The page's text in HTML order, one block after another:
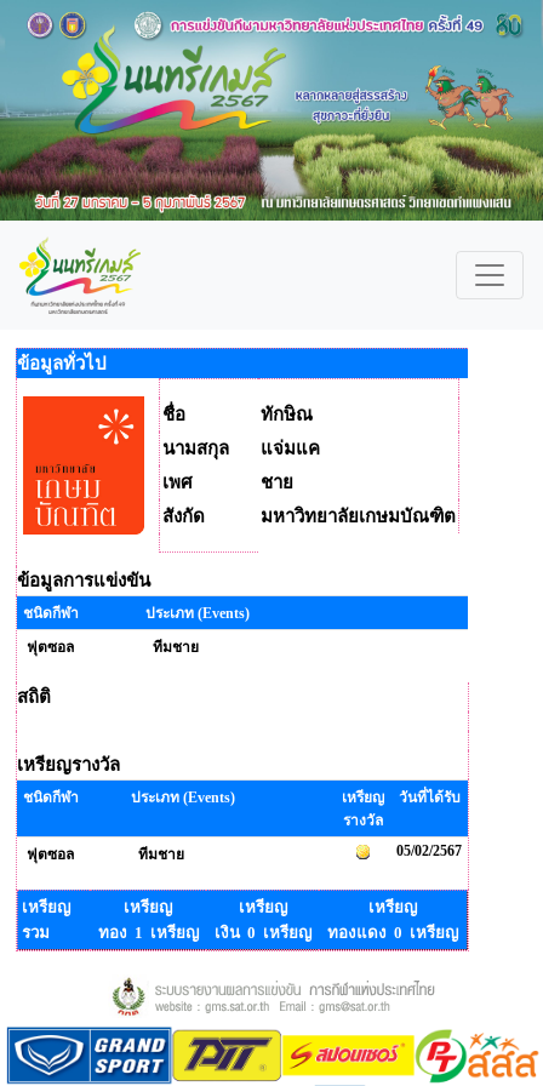
ข้อมูลทั่วไป
ชื่อ
ทักษิณ
นามสกุล
แจ่มแค
เพศ
ชาย
สังกัด
มหาวิทยาลัยเกษมบัณฑิต
ข้อมูลการแข่งขัน
ชนิดกีฬา
ประเภท (Events)
ฟุตซอล
ทีมชาย
สถิติ
เหรียญรางวัล
ชนิดกีฬา ประเภท (Events)
เหรียญ
รางวัล
วันที่ได้รับ
ฟุตซอล ทีมชาย 05/02/2567
เหรียญ
รวม
เหรียญ
ทอง 1 เหรียญ
เหรียญ
เงิน 0 เหรียญ
เหรียญ
ทองแดง 0 เหรียญ